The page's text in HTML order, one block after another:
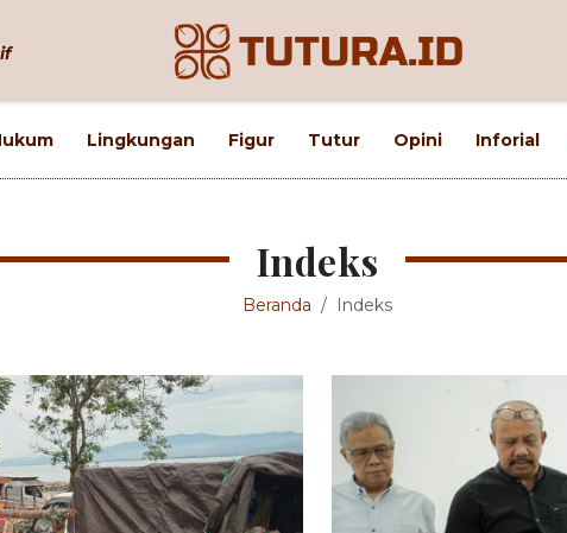
Lingkungan Figur Tutur Opini Inforial
Indeks
Beranda Indeks